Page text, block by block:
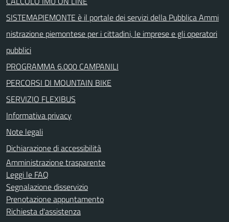
SISTEMAPIEMONTE è il portale dei servizi della Pubblica Ammi
nistrazione piemontese per i cittadini, le imprese e gli operatori
pubblici
PROGRAMMA 6.000 CAMPANILI
PERCORSI DI MOUNTAIN BIKE
SERVIZIO FLEXIBUS
Informativa privacy
Note legali
Dichiarazione di accessibilità
Amministrazione trasparente
Leggi le FAQ
Segnalazione disservizio
Prenotazione appuntamento
Richiesta d'assistenza